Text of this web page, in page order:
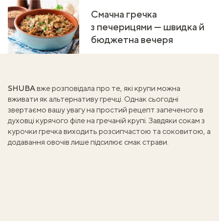
Смачна гречка
з печерицями — швидка й
бюджетна вечеря
SHUBAвже розповідала про те, які крупи можна
вживати як альтернативу гречці. Однак сьогодні
звертаємо вашу увагу на простий рецепт запеченого в
духовці курячого філе на гречаній крупі. Завдяки сокам з
курочки гречка виходить розсипчастою та соковитою, а
додавання овочів лише підсилює смак страви.